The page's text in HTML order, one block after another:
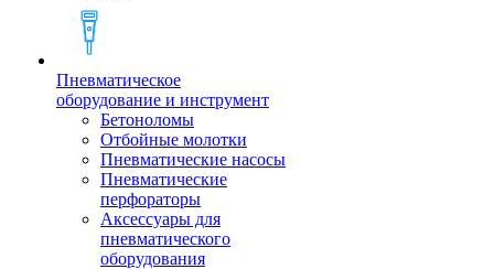
Пневматическое
оборудование и инструмент
Бетоноломы
Отбойные молотки
Пневматические насосы
Пневматические
перфораторы
Аксессуары для
пневматического
оборудования